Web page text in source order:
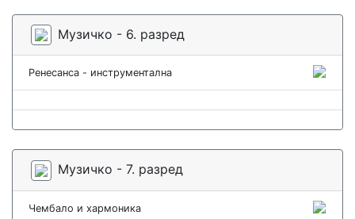
Музичко - 6. разред
Ренесанса - инструментална
Музичко - 7. разред
Чембало и хармоника